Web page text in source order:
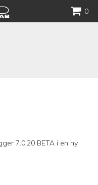
0
7.0.20 BETA i en ny